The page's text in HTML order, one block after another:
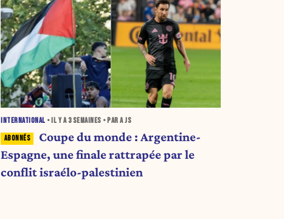
INTERNATIONAL • IL Y A3 SEMAINES • PAR A JS
Coupe du monde : Argentine-
Espagne, une finale rattrapée par le
conflit israélo-palestinien